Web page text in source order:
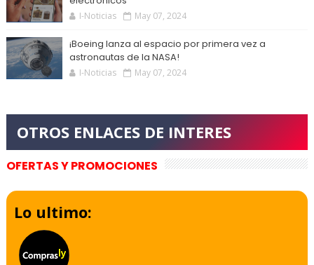
I-Noticias May 07, 2024
¡Boeing lanza al espacio por primera vez a
astronautas de la NASA!
I-Noticias May 07, 2024
OFERTAS Y PROMOCIONES
Lo ultimo: